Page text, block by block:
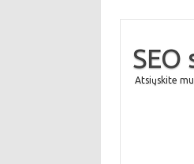
Atsiųskite